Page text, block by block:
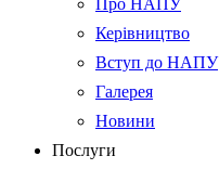
Про НАПУ
Керівництво
Вступ до НАПУ
Галерея
Новини
Послуги